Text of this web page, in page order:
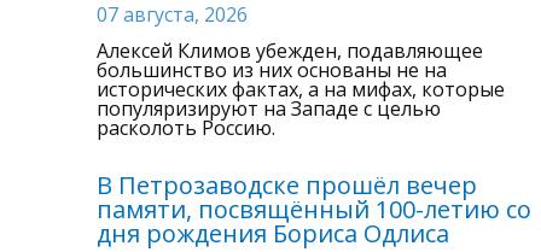
07 августа, 2026
Алексей Климов убежден, подавляющее
большинство из них основаны не на
исторических фактах, а на мифах, которые
популяризируют на Западе с целью
расколоть Россию.
В Петрозаводске прошёл вечер
памяти, посвящённый 100-летию со
дня рождения Бориса Одлиса